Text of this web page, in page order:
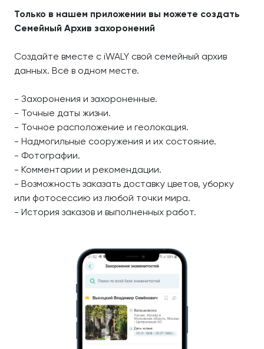
Только в нашем приложении вы можете создать
Семейный Архив захоронений
Создайте вместе с iWALY свой семейный архив
данных. Всё в одном месте.
- Захоронения и захороненные.
- Точные даты жизни.
- Точное расположение и геолокация.
- Надмогильные сооружения и их состояние.
- Фотографии.
- Комментарии и рекомендации.
- Возможность заказать доставку цветов, уборку
или фотосессию из любой точки мира.
- История заказов и выполненных работ.